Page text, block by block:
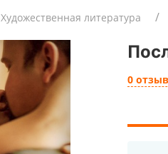
Художественная литература
0